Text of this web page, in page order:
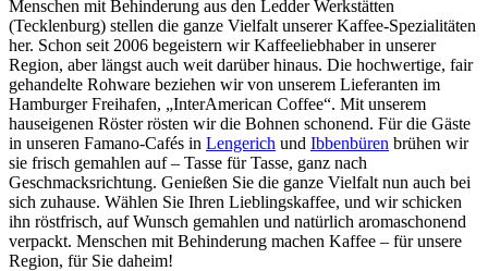
Menschen mit Behinderung aus den Ledder Werkstätten
(Tecklenburg) stellen die ganze Vielfalt unserer Kaffee-Spezialitäten
her. Schon seit 2006 begeistern wir Kaffeeliebhaber in unserer
Region, aber längst auch weit darüber hinaus. Die hochwertige, fair
gehandelte Rohware beziehen wir von unserem Lieferanten im
Hamburger Freihafen, „InterAmerican Coffee“. Mit unserem
hauseigenen Röster rösten wir die Bohnen schonend. Für die Gäste
in unseren Famano-Cafés in Lengerich und Ibbenbüren brühen wir
sie frisch gemahlen auf – Tasse für Tasse, ganz nach
Geschmacksrichtung. Genießen Sie die ganze Vielfalt nun auch bei
sich zuhause. Wählen Sie Ihren Lieblingskaffee, und wir schicken
ihn röstfrisch, auf Wunsch gemahlen und natürlich aromaschonend
verpackt. Menschen mit Behinderung machen Kaffee – für unsere
Region, für Sie daheim!